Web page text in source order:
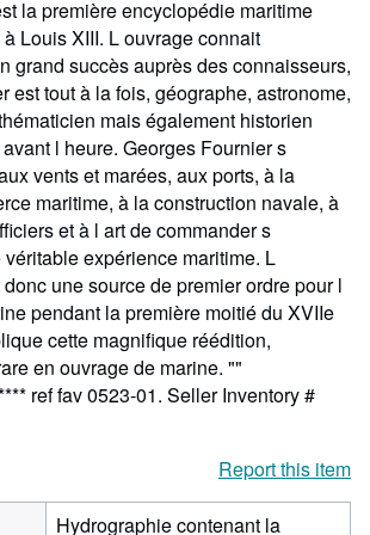
la première encyclopédie maritime
Louis XIII. L ouvrage connait
grand succès auprès des connaisseurs,
est tout à la fois, géographe, astronome,
mais également historien
l heure. Georges Fournier s
vents et marées, aux ports, à la
maritime, à la construction navale, à
et à l art de commander s
expérience maritime. L
une source de premier ordre pour l
pendant la première moitié du XVIIe
cette magnifique réédition,
en ouvrage de marine. ""
ref fav 0523-01. Seller Inventory #
Report this item
Hydrographie contenant la